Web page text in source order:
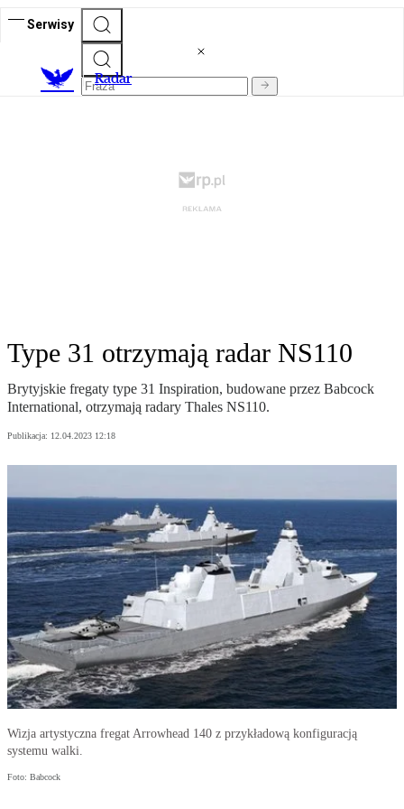
Serwisy
Radar
Type 31 otrzymają radar NS110
Brytyjskie fregaty type 31 Inspiration, budowane przez Babcock
International, otrzymają radary Thales NS110.
Publikacja: 12.04.2023 12:18
Wizja artystyczna fregat Arrowhead 140 z przykładową konfiguracją
systemu walki.
Foto: Babcock